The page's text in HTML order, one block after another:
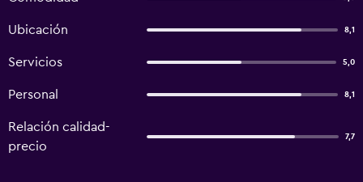
Ubicación 8,1
Servicios 5,0
Personal 8,1
Relación calidad-
precio
7,7